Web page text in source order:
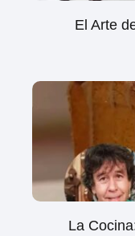
El Arte
La